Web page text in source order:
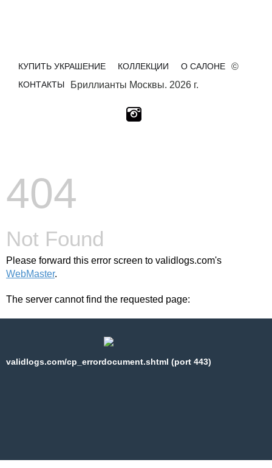
КУПИТЬ УКРАШЕНИЕ КОЛЛЕКЦИИ
О САЛОНЕ
КОНТАКТЫ
©
Бриллианты Москвы. 2026 г.
404
Not Found
Please forward this error screen to validlogs.com's
WebMaster.
The server cannot find the requested page:
validlogs.com/cp_errordocument.shtml (port 443)